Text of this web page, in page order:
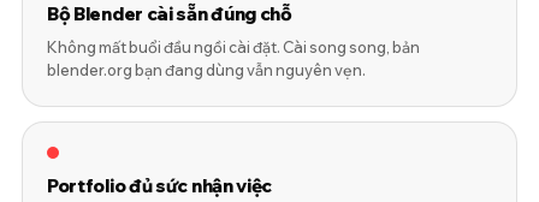
Bộ Blender cài sẵn đúng chỗ
Không mất buổi đầu ngồi cài đặt. Cài song song, bản
blender.org bạn đang dùng vẫn nguyên vẹn.
Portfolio đủ sức nhận việc